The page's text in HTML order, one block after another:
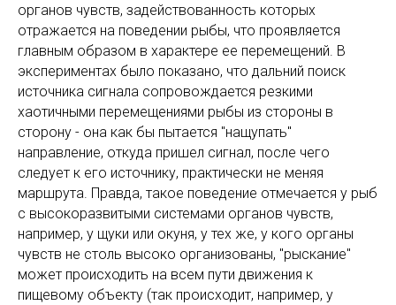
органов чувств, задействованность которых
отражается на поведении рыбы, что проявляется
главным образом в характере ее перемещений. В
экспериментах было показано, что дальний поиск
источника сигнала сопровождается резкими
хаотичными перемещениями рыбы из стороны в
сторону - она как бы пытается "нащупать"
направление, откуда пришел сигнал, после чего
следует к его источнику, практически не меняя
маршрута. Правда, такое поведение отмечается у рыб
с высокоразвитыми системами органов чувств,
например, у щуки или окуня, у тех же, у кого органы
чувств не столь высоко организованы, "рыскание"
может происходить на всем пути движения к
пищевому объекту (так происходит, например, у